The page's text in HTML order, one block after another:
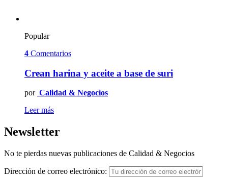
Popular
4 Comentarios
Crean harina y aceite a base de suri
por Calidad & Negocios
Leer más
Newsletter
No te pierdas nuevas publicaciones de Calidad & Negocios
Dirección de correo electrónico: